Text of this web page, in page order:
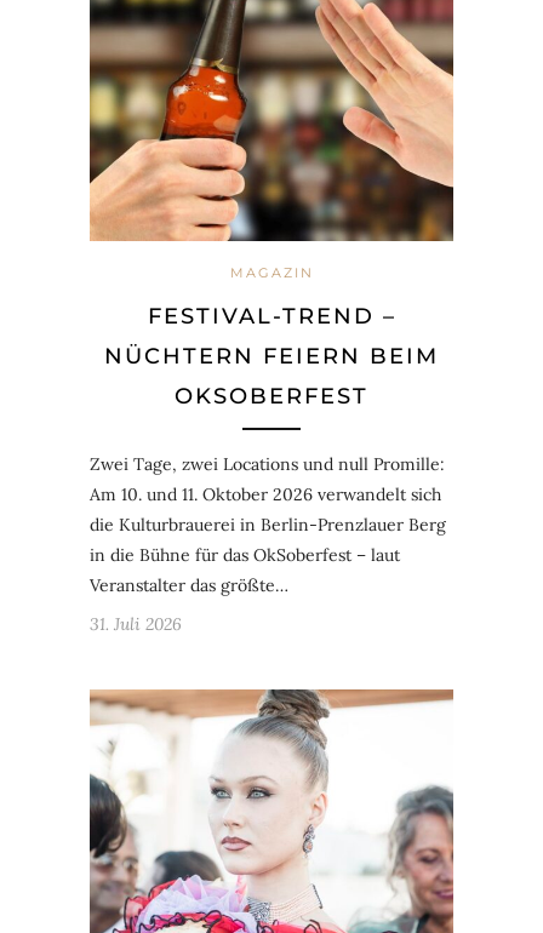
MAGAZIN
FESTIVAL-TREND –
NÜCHTERN FEIERN BEIM
OKSOBERFEST
Zwei Tage, zwei Locations und null Promille:
Am 10. und 11. Oktober 2026 verwandelt sich
die Kulturbrauerei in Berlin-Prenzlauer Berg
in die Bühne für das OkSoberfest – laut
Veranstalter das größte…
31. Juli 2026